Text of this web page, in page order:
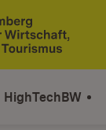
HighTechBW